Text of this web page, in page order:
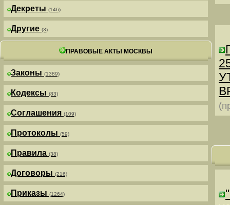
Декреты (146)
Другие (3)
ПРАВОВЫЕ АКТЫ МОСКВЫ
Законы (1389)
Кодексы (83)
Соглашения (109)
Протоколы (59)
Правила (38)
Договоры (216)
Приказы (1264)